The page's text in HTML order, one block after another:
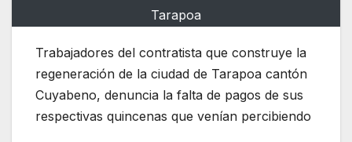
Tarapoa
Trabajadores del contratista que construye la
regeneración de la ciudad de Tarapoa cantón
Cuyabeno, denuncia la falta de pagos de sus
respectivas quincenas que venían percibiendo